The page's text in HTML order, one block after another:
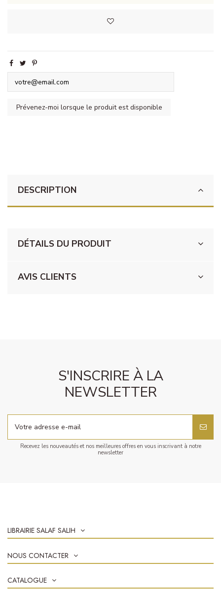
DESCRIPTION
DÉTAILS DU PRODUIT
AVIS CLIENTS
S'INSCRIRE À LA
NEWSLETTER
Recevez les nouveautés et nos meilleures offres en vous inscrivant à notre
newsletter
LIBRAIRIE SALAF SALIH
NOUS CONTACTER
CATALOGUE